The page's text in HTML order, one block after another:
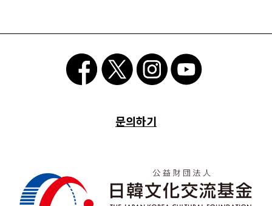
문의하기